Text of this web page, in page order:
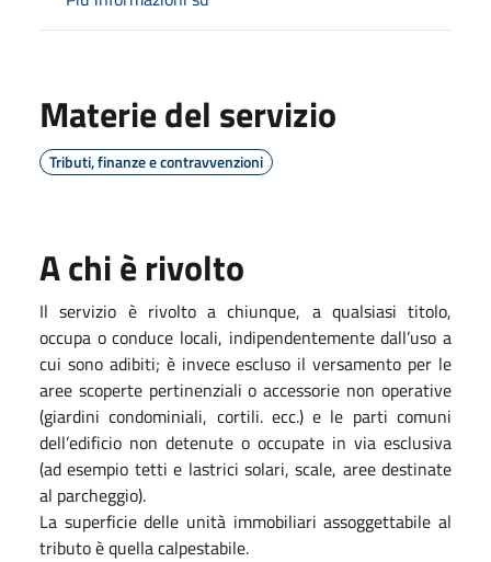
Materie del servizio
Tributi, finanze e contravvenzioni
A chi è rivolto
Il servizio è rivolto a chiunque, a qualsiasi titolo,
occupa o conduce locali, indipendentemente dall’uso a
cui sono adibiti; è invece escluso il versamento per le
aree scoperte pertinenziali o accessorie non operative
(giardini condominiali, cortili. ecc.) e le parti comuni
dell’edificio non detenute o occupate in via esclusiva
(ad esempio tetti e lastrici solari, scale, aree destinate
al parcheggio).
La superficie delle unità immobiliari assoggettabile al
tributo è quella calpestabile.